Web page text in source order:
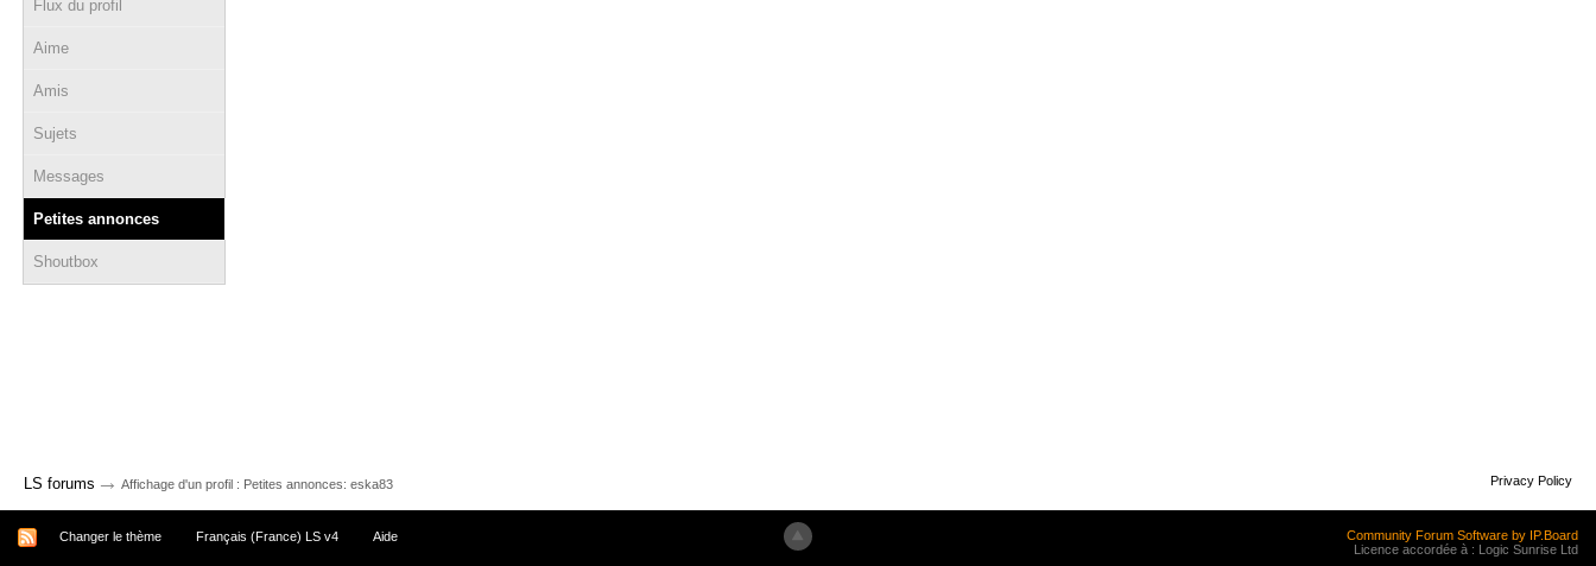
Flux du profil
Aime
Amis
Sujets
Messages
Petites annonces
Shoutbox
LS forums → Affichage d'un profil : Petites annonces: eska83 Privacy Policy
Changer le thème Français (France) LS v4 Aide
Community Forum Software by IP.Board
Licence accordée à : Logic Sunrise Ltd